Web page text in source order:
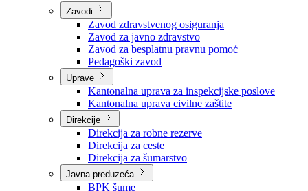
Centar za socijalni rad
Dom za stara i iznemogla lica
Kantonalna bolnica
Zavodi
Zavod zdravstvenog osiguranja
Zavod za javno zdravstvo
Zavod za besplatnu pravnu pomoć
Pedagoški zavod
Uprave
Kantonalna uprava za inspekcijske poslove
Kantonalna uprava civilne zaštite
Direkcije
Direkcija za robne rezerve
Direkcija za ceste